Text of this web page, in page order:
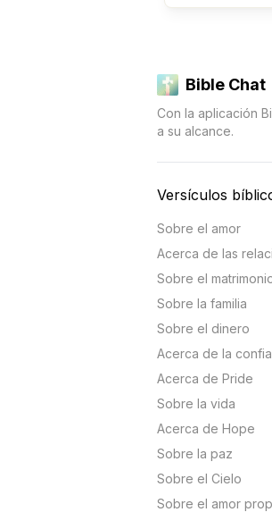
Bible Chat
Con la aplicación
a su alcance.
Versículos
Sobre el amor
Acerca de las
Sobre el
Sobre la familia
Sobre el dinero
Acerca de la
Acerca de Pride
Sobre la vida
Acerca de Hope
Sobre la paz
Sobre el Cielo
Sobre el amor